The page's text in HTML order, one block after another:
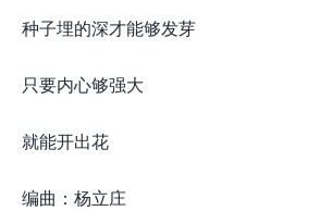
种子埋的深才能够发芽
只要内心够强大
就能开出花
编曲：杨立庄